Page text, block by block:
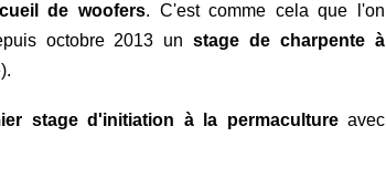
de woofers. C'est comme cela que l'on
octobre 2013 unstage de charpente à
stage d'initiation à la permacultureavec